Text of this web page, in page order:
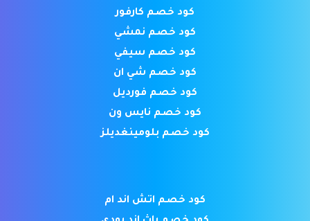
كود خصم كارفور
كود خصم نمشي
كود خصم سيفي
كود خصم شي ان
كود خصم فورديل
كود خصم نايس ون
كود خصم بلومينغديلز
كود خصم اتش اند ام